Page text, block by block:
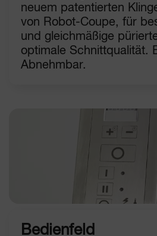
neuem patentierten
von Robot-Coupe, für
und gleichmäßige
optimale Schnittqualität.
Abnehmbar.
Bedienfeld